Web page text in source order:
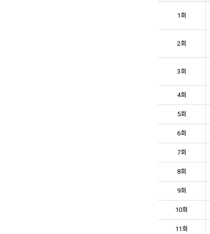
1회
2회
3회
4회
5회
6회
7회
8회
9회
10회
11회